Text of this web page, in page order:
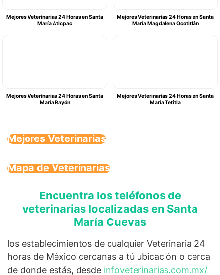
Mejores Veterinarias 24 Horas en Santa
María Aticpac
Mejores Veterinarias 24 Horas en Santa
María Magdalena Ocotitlán
Mejores Veterinarias 24 Horas en Santa
María Rayón
Mejores Veterinarias 24 Horas en Santa
María Tetitla
Mejores Veterinarias
Mapa de Veterinarias
Encuentra los teléfonos de
veterinarias localizadas en Santa
María Cuevas
los establecimientos de cualquier Veterinaria 24
horas de México cercanas a tú ubicación o cerca
de donde estás, desde infoveterinarias.com.mx/